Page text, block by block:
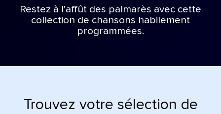
Restez à l'affût des palmarès avec cette
collection de chansons habilement
programmées.
Trouvez votre sélection de